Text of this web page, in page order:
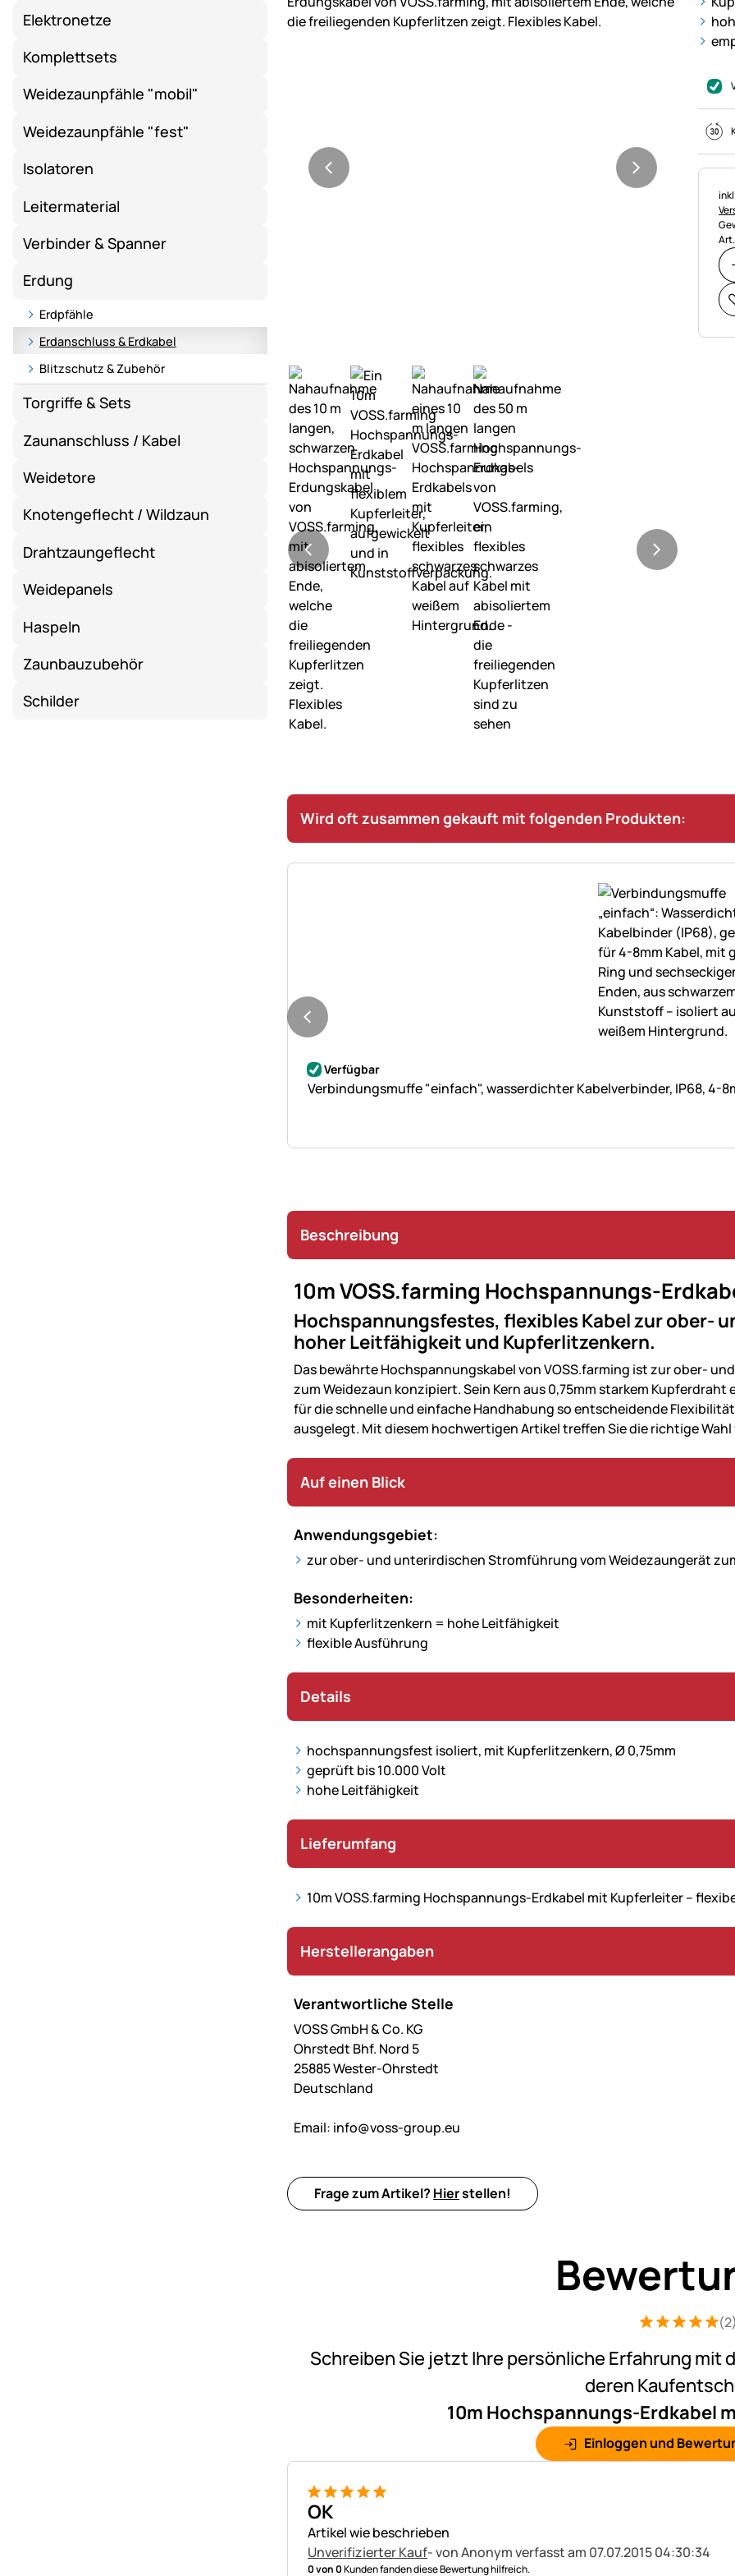
Elektronetze
Komplettsets
Weidezaunpfähle "mobil"
Weidezaunpfähle "fest"
Isolatoren
Leitermaterial
Verbinder & Spanner
Erdung
Erdpfähle
Erdanschluss & Erdkabel
Blitzschutz & Zubehör
Torgriffe & Sets
Zaunanschluss / Kabel
Weidetore
Knotengeflecht / Wildzaun
Drahtzaungeflecht
Weidepanels
Haspeln
Zaunbauzubehör
Schilder
Wird oft zusammen gekauft mit folgenden Produkten:
Noch keine Bewertungen abgegeben
Verfügbar
Verbindungsmuffe "einfach", wasserdichter Kabelverbinder, IP68, 4-
Beschreibung
10m VOSS.farming Hochspannungs-
Hochspannungsfestes, flexibles Kabel zur ober-
hoher Leitfähigkeit und Kupferlitzenkern.
Das bewährte Hochspannungskabel von VOSS.farming ist zur ober-
zum Weidezaun konzipiert. Sein Kern aus 0,75mm starkem
für die schnelle und einfache Handhabung so entscheidende
ausgelegt. Mit diesem hochwertigen Artikel treffen Sie die richtige
Auf einen Blick
Anwendungsgebiet:
zur ober- und unterirdischen Stromführung vom Weidezaungerät
Besonderheiten:
mit Kupferlitzenkern = hohe Leitfähigkeit
flexible Ausführung
Details
hochspannungsfest isoliert, mit Kupferlitzenkern, Ø 0,75mm
geprüft bis 10.000 Volt
hohe Leitfähigkeit
Lieferumfang
10m VOSS.farming Hochspannungs-Erdkabel mit Kupferleiter –
Herstellerangaben
Verantwortliche Stelle
VOSS GmbH & Co. KG
Ohrstedt Bhf. Nord 5
25885 Wester-Ohrstedt
Deutschland
Email: info@voss-group.eu
Frage zum Artikel? Hierstellen!
Bewertung: 5
2 Bewertungen
Schreiben Sie jetzt Ihre persönliche Erfahrung mit
deren
10m Hochspannungs-Erdkabel
Einloggen und
5 von 5
OK
Artikel wie beschrieben
Unverifizierter Kauf- von Anonymverfasst am 07.07.2015 04:30:34
0 von 0Kunden fanden diese Bewertung hilfreich.